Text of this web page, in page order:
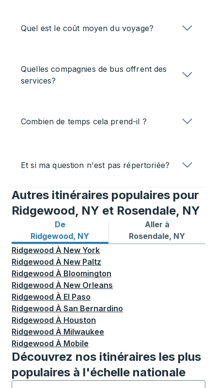
Quel est le coût moyen du voyage?
Quelles compagnies de bus offrent des
services?
Combien de temps cela prend-il ?
Et si ma question n'est pas répertoriée?
Autres itinéraires populaires pour
Ridgewood, NY et Rosendale, NY
De
Ridgewood, NY
Itinéraires de bus depuis Ridgewood, NY
Aller à
Rosendale, NY
Itinéraires de bus vers
Ridgewood À New York
Ridgewood À New Paltz
Ridgewood À Bloomington
Ridgewood À New Orleans
Ridgewood À El Paso
Ridgewood À San Bernardino
Ridgewood À Houston
Ridgewood À Milwaukee
Ridgewood À Mobile
Découvrez nos itinéraires les plus
populaires à l'échelle nationale